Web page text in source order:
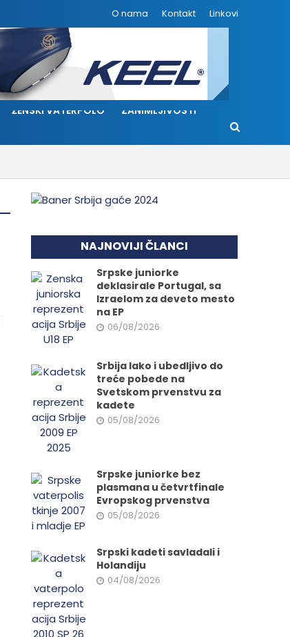
O nama Kontakt Linkovi
ŽENSKI VATERPOLO ZANIMLJIVOSTI
NAJNOVIJI ČLANCI
Srpske juniorke
deklasirale Portugal, sa
Izraelom za deveto mesto
na EP
06/08/2026
Srbija lako i ubedljivo do
treće pobede na
Svetskom prvenstvu za
kadete
05/08/2026
Srpske juniorke bez
plasmana u četvrtfinale
Evropskog prvenstva
05/08/2026
Srpski kadeti savladali i
Holandiju
04/08/2026